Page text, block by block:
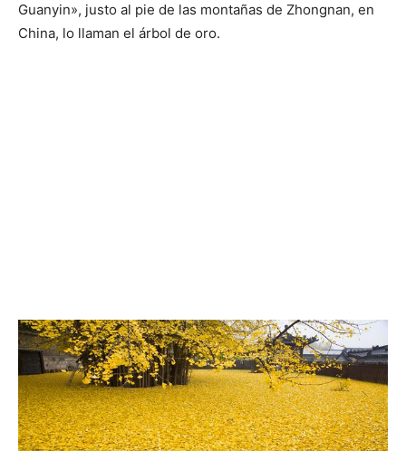
Guanyin», justo al pie de las montañas de Zhongnan, en
China, lo llaman el árbol de oro.